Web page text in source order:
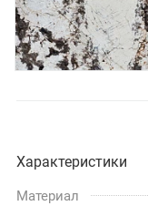
Характеристики
Материал